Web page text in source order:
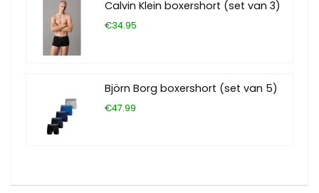
Calvin Klein boxershort (set van 3)
€34.95
Björn Borg boxershort (set van 5)
€47.99